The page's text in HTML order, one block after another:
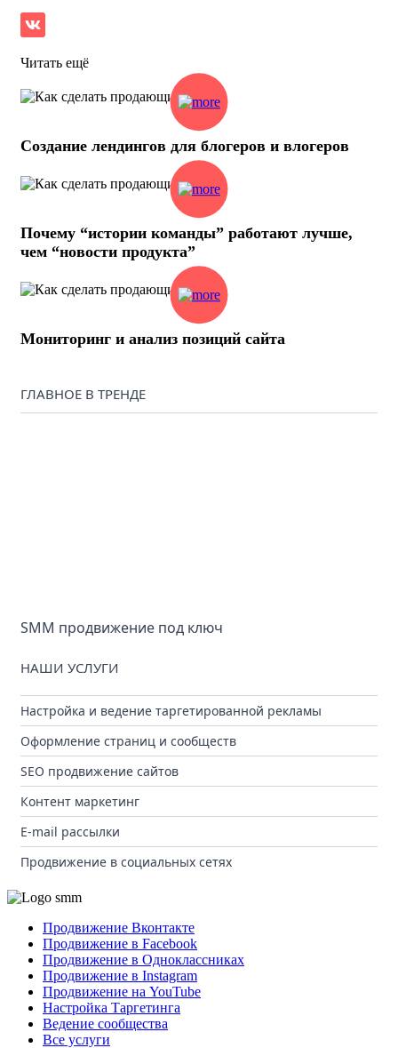
Читать ещё
Создание лендингов для блогеров и влогеров
Почему “истории команды” работают лучше,
чем “новости продукта”
Мониторинг и анализ позиций сайта
ГЛАВНОЕ В ТРЕНДЕ
SMM продвижение под ключ
НАШИ УСЛУГИ
Настройка и ведение таргетированной рекламы
Оформление страниц и сообществ
SEO продвижение сайтов
Контент маркетинг
E-mail рассылки
Продвижение в социальных сетях
Продвижение Вконтакте
Продвижение в Facebook
Продвижение в Одноклассниках
Продвижение в Instagram
Продвижение на YouTube
Настройка Таргетинга
Ведение сообщества
Все услуги